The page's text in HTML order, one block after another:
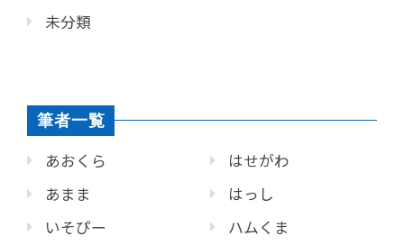
未分類
筆者一覧
あおくら
あまま
いそぴー
はせがわ
はっし
ハムくま